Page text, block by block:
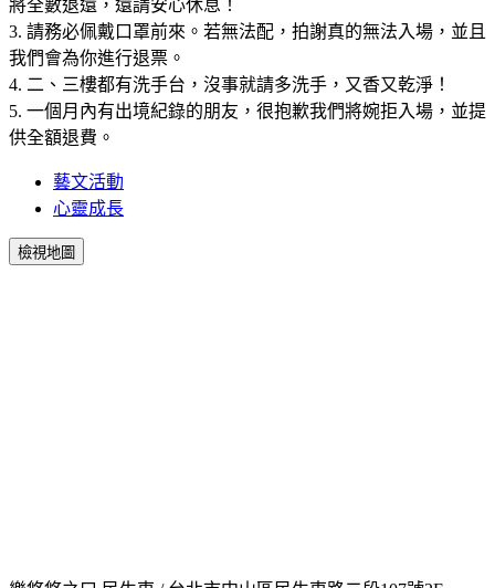
將全數退還，還請安心休息！
3. 請務必佩戴口罩前來。若無法配，拍謝真的無法入場，並且
我們會為你進行退票。
4. 二、三樓都有洗手台，沒事就請多洗手，又香又乾淨！
5. 一個月內有出境紀錄的朋友，很抱歉我們將婉拒入場，並提
供全額退費。
藝文活動
心靈成長
檢視地圖